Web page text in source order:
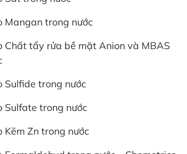
Mangan trong nước
Chất tẩy rửa bề mặt Anion và MBAS
Sulfide trong nước
Sulfate trong nước
Kẽm Zn trong nước